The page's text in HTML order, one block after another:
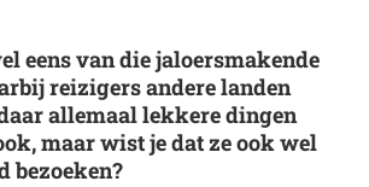
eens van die jaloersmakende
reizigers andere landen
allemaal lekkere dingen
maar wist je dat ze ook wel
bezoeken?